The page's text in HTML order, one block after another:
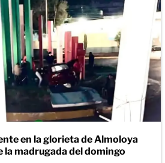
en la glorieta de Almoloya
la madrugada del domingo